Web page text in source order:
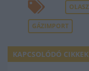
GÁZIMPORT
KAPCSOLÓDÓ